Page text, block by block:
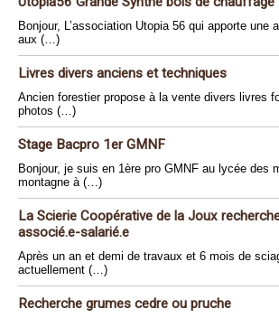
Bonjour, L’association Utopia 56 qui apporte une
aux (…)
Livres divers anciens et techniques
Ancien forestier propose à la vente divers livres
photos (…)
Stage Bacpro 1er GMNF
Bonjour, je suis en 1ère pro GMNF au lycée des
montagne à (…)
La Scierie Coopérative de la Joux
associé.e-salarié.e
Après un an et demi de travaux et 6 mois de
actuellement (…)
Recherche grumes cedre ou pruche